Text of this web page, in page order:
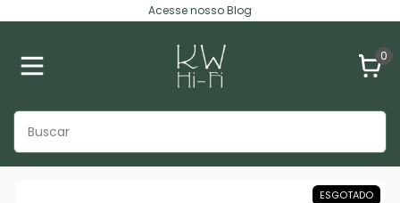
Acesse nosso Blog
0
ESGOTADO